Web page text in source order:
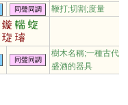
同聲同調 鞭打;切割;度量
鏇 輲 蜁
琁 璿
同聲同調
樹木名稱;一種古代
盛酒的器具